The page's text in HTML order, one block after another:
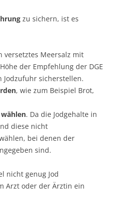
zu sichern, ist es
versetztes Meersalz mit
der Empfehlung der DGE
Jodzufuhr sicherstellen.
, wie zum Beispiel Brot,
. Da die Jodgehalte in
diese nicht
bei denen der
sind.
nicht genug Jod
Arzt oder der Ärztin ein